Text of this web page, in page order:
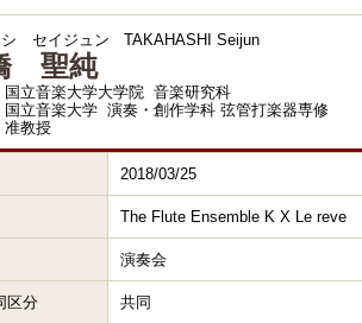
シ セイジュン TAKAHASHI Seijun
聖純
国立音楽大学大学院 音楽研究科
国立音楽大学 演奏・創作学科 弦管打楽器専修
准教授
2018/03/25
The Flute Ensemble K X Le reve
演奏会
区分 共同